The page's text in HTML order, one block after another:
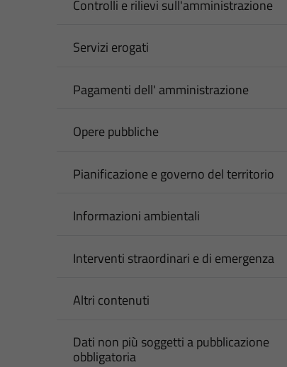
Controlli e rilievi sull'amministrazione
Servizi erogati
Pagamenti dell' amministrazione
Opere pubbliche
Pianificazione e governo del territorio
Informazioni ambientali
Interventi straordinari e di emergenza
Altri contenuti
Dati non più soggetti a pubblicazione
obbligatoria